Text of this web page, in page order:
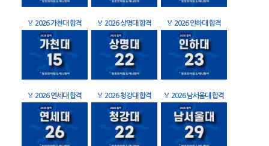
🏅 2026 가천대 합격 🏅 2026 상명대 합격 🏅 2026 인하대 합격
🏅 2026 연세대 합격 🏅 2026 청강대 합격 🏅 2026 남서울대 합격